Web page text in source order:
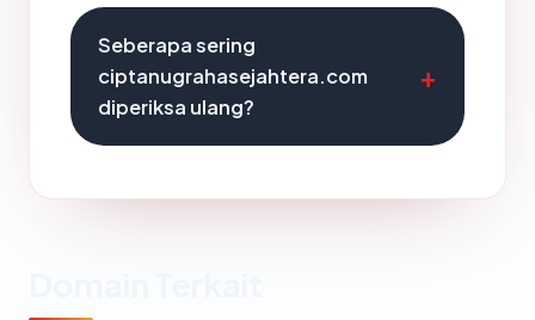
Seberapa sering
ciptanugrahasejahtera.com
diperiksa ulang?